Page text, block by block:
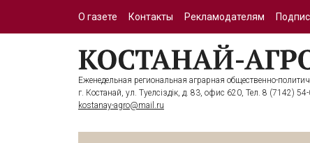
О газете Контакты Рекламодателям
Еженедельная региональная аграрная общественно-
г. Костанай, ул. Тәуелсіздік, д. 83, офис 620, Тел. 8 (7142)
kostanay-agro@mail.ru